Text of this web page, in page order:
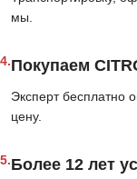
мы.
4.Покупаем
Эксперт бесплатно
цену.
5.Более 12 лет